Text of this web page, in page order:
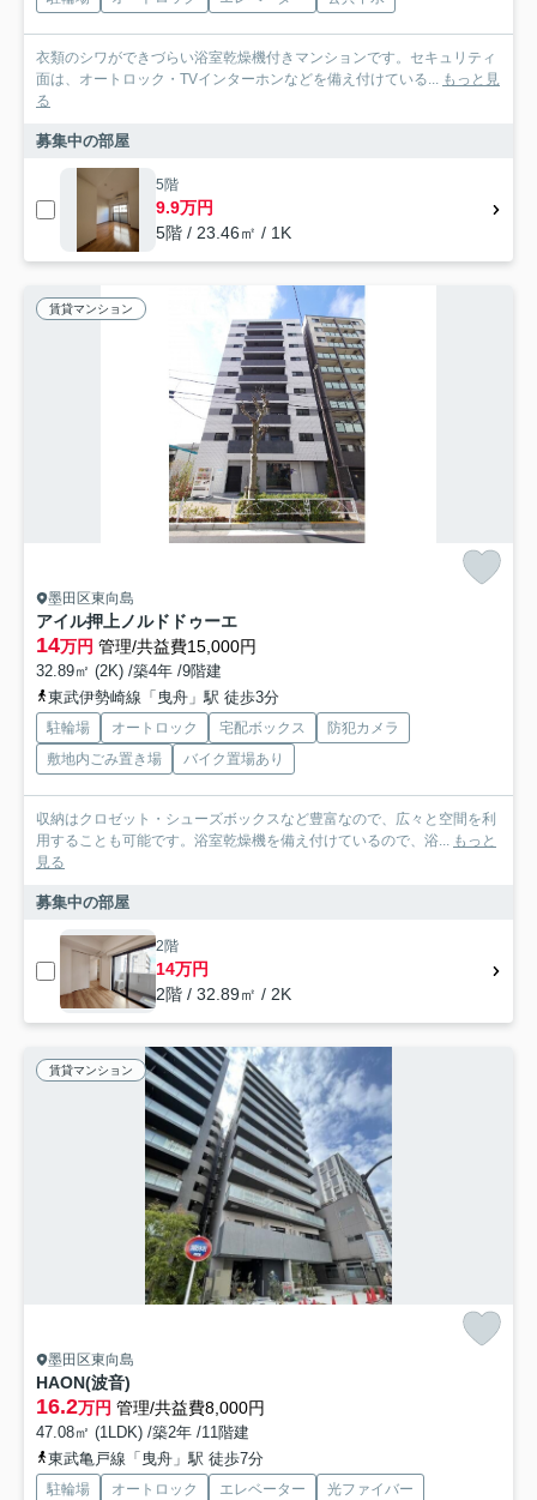
衣類のシワができづらい浴室乾燥機付きマンションです。セキュリティ
面は、オートロック・TVインターホンなどを備え付けている... もっと見
る
募集中の部屋
5階
9.9万円
5階 / 23.46㎡ / 1K
賃貸マンション
墨田区東向島
アイル押上ノルドドゥーエ
14万円 管理/共益費15,000円
32.89㎡ (2K) /築4年 /9階建
東武伊勢崎線「曳舟」駅 徒歩3分
駐輪場 オートロック 宅配ボックス
防犯カメラ
敷地内ごみ置き場
バイク置場あり
収納はクロゼット・シューズボックスなど豊富なので、広々と空間を利
用することも可能です。浴室乾燥機を備え付けているので、浴... もっと
見る
募集中の部屋
2階
14万円
2階 / 32.89㎡ / 2K
賃貸マンション
墨田区東向島
HAON(波音)
16.2万円 管理/共益費8,000円
47.08㎡ (1LDK) /築2年 /11階建
東武亀戸線「曳舟」駅 徒歩7分
駐輪場 オートロック エレベーター
光ファイバー